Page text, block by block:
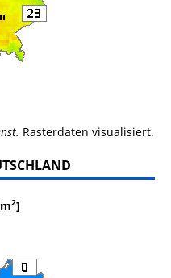
Rasterdaten visualisiert.
2]